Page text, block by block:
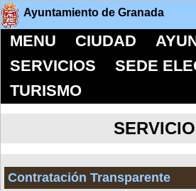
Ayuntamiento de Granada
MENU CIUDAD
SERVICIOS
SEDE
TURISMO
Contratación Transparente